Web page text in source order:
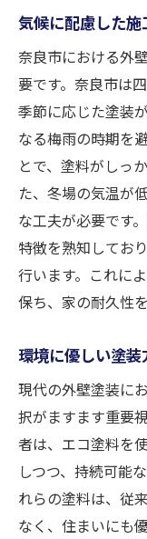
気候に配慮した
奈良市における外
要です。奈良市は
季節に応じた塗装
なる梅雨の時期を
とで、塗料がしっ
た、冬場の気温が
な工夫が必要です
特徴を熟知してお
行います。これに
保ち、家の耐久性
環境に優しい塗
現代の外壁塗装に
択がますます重要
者は、エコ塗料を
しつつ、持続可能
れらの塗料は、従
なく、住まいにも